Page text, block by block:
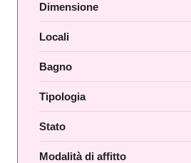
Dimensione
Locali
Bagno
Tipologia
Stato
Modalità di affitto